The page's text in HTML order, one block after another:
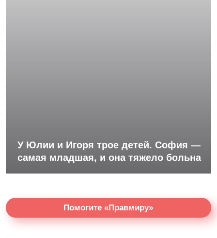
У Юлии и Игоря трое детей. София —
самая младшая, и она тяжело больна
Помогите «Правмиру»